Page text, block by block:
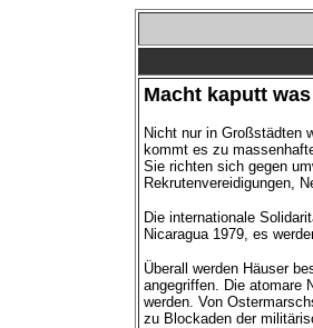
Macht kaputt
Nicht nur in Großstädten
kommt es zu
Sie richten sich gegen
Rekrutenvereidigungen,
Die internationale
Nicaragua 1979, es
Überall werden Häuser
angegriffen. Die atomare
werden. Von
zu Blockaden der